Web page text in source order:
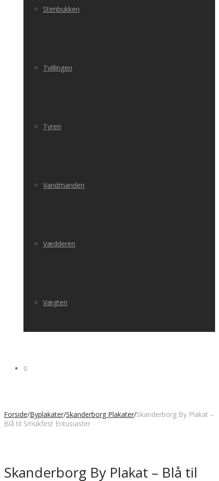
Stenbukken
Tvillingen
Tyren
Vandmanden
Vædderen
Vægten
0
Forside/Byplakater/Skanderborg Plakater/Skanderborg By Plakat –
Blå til Smukfest Entusiaster
Skanderborg By Plakat – Blå til